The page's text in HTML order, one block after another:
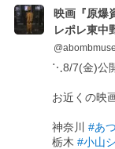
映画『原爆
レポレ東中
⋱8/7(金)公
お近くの映
神奈川#あ
栃木#小山